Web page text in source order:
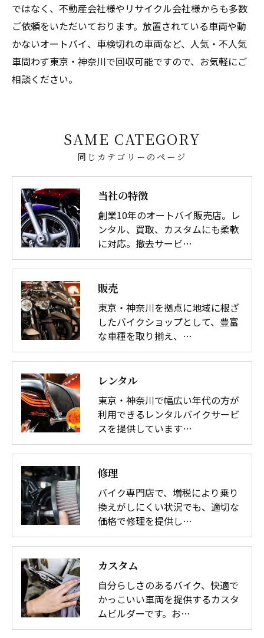
ではなく、不動産会社様やリサイクル会社様からも多数
ご依頼をいただいております。放置されている車両や動
かないオートバイ、車検切れの車両など、人気・不人気
車問わず東京・神奈川で回収可能ですので、お気軽にご
相談ください。
同じカテゴリーのページ
SAME CATEGORY
当社の特徴
創業10年のオートバイ販売店。レ
ンタル、買取、カスタムにも柔軟
に対応。撤去サービ…
販売
東京・神奈川を拠点に地域に根ざ
したバイクショップとして、豊富
な車種を取り揃え、…
レンタル
東京・神奈川で幅広い年代の方が
利用できるレンタルバイクサービ
スを提供しています…
修理
バイク専門店で、増税により乗り
換えがしにくい状況でも、適切な
価格で修理を提供し…
カスタム
自分らしさのあるバイク、快適で
かっこいい車両を提供するカスタ
ムビルダーです。お…